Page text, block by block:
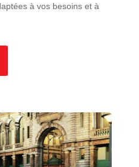
à vos besoins et à